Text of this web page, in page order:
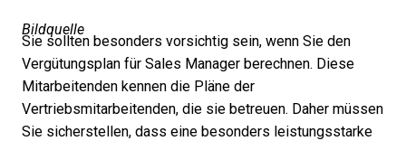
Bildquelle
Sie sollten besonders vorsichtig sein, wenn Sie den
Vergütungsplan für Sales Manager berechnen. Diese
Mitarbeitenden kennen die Pläne der
Vertriebsmitarbeitenden, die sie betreuen. Daher müssen
Sie sicherstellen, dass eine besonders leistungsstarke